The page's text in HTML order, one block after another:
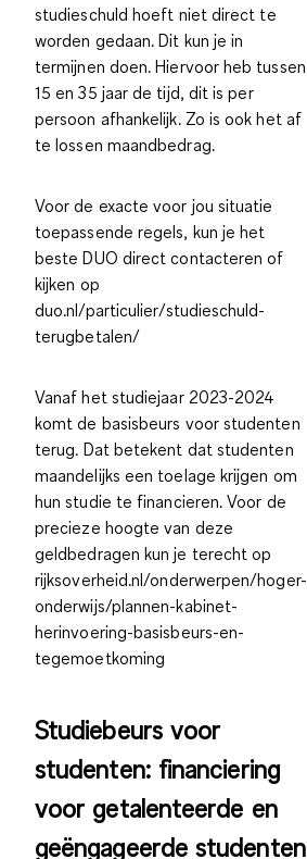
studieschuld hoeft niet direct te
worden gedaan. Dit kun je in
termijnen doen. Hiervoor heb tussen
15 en 35 jaar de tijd, dit isper
persoon afhankelijk. Zo is ook het af
te lossen maandbedrag.
Voor de exacte voor jou situatie
toepassende regels, kun je het
beste DUO direct contacteren of
kijken op
duo.nl/particulier/studieschuld-
terugbetalen/
Vanaf het studiejaar 2023-2024
komt de basisbeurs voor studenten
terug. Dat betekent dat studenten
maandelijks een toelage krijgen om
hun studie te financieren. Voor de
precieze hoogte van deze
geldbedragen kun je terecht op
rijksoverheid.nl/onderwerpen/hoger-
onderwijs/plannen-kabinet-
herinvoering-basisbeurs-en-
tegemoetkoming
Studiebeurs voor
studenten: financiering
voor getalenteerde en
geëngageerde studenten